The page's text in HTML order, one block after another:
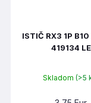
ISTIČ RX3 1P
419134 LE
Skladom (>5